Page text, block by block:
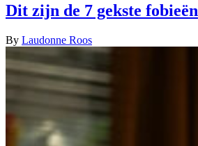
Dit zijn de 7 gekste fobieën
By Laudonne Roos